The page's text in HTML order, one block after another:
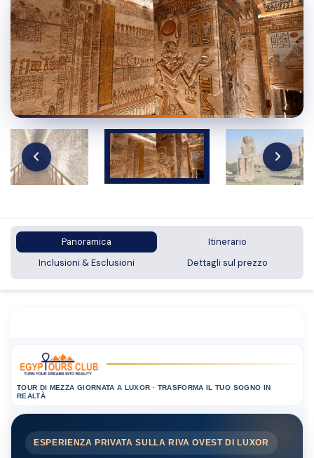
Panoramica
Itinerario
Inclusioni & Esclusioni
Dettagli sul prezzo
TOUR DI MEZZA GIORNATA A LUXOR · TRASFORMA IL TUO SOGNO IN
REALTÀ
ESPERIENZA PRIVATA SULLA RIVA OVEST DI LUXOR